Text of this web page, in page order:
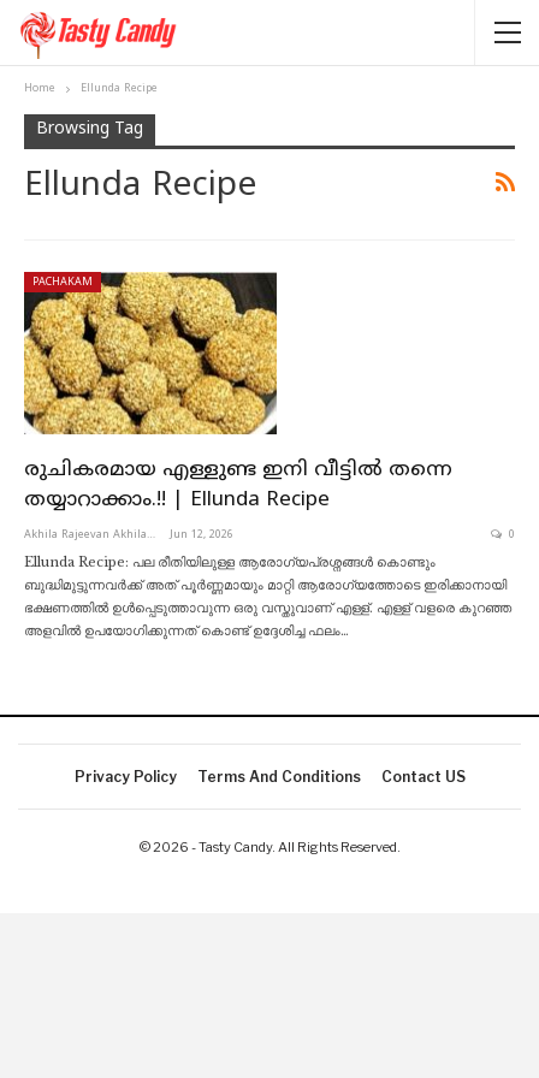
Home Ellunda Recipe
Browsing Tag
Ellunda Recipe
PACHAKAM
രുചികരമായ എള്ളുണ്ട ഇനി വീട്ടിൽ തന്നെ
തയ്യാറാക്കാം.!! | Ellunda Recipe
Akhila Rajeevan Akhila Rajeevan Jun 12, 2026 0
Ellunda Recipe: പല രീതിയിലുള്ള ആരോഗ്യപ്രശ്നങ്ങൾ കൊണ്ടും
ബുദ്ധിമുട്ടുന്നവർക്ക് അത് പൂർണ്ണമായും മാറ്റി ആരോഗ്യത്തോടെ ഇരിക്കാനായി
ഭക്ഷണത്തിൽ ഉൾപ്പെടുത്താവുന്ന ഒരു വസ്തുവാണ് എള്ള്. എള്ള് വളരെ കുറഞ്ഞ
അളവിൽ ഉപയോഗിക്കുന്നത് കൊണ്ട് ഉദ്ദേശിച്ച ഫലം…
Privacy Policy Terms And Conditions Contact US
© 2026 - Tasty Candy. All Rights Reserved.